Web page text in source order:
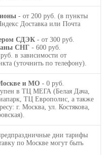
- от 200 руб. (в пункты
Доставка или Почта
СДЭК - от 300 руб.
СНГ - 600 руб.
в зависимости от
(уточнить по телефону).
и МО - 0 руб.
в ТЦ МЕГА (Белая Дача,
ТЦ Европолис, а также
г. Москва, ул. Костякова,
дни тарифы
по Москве могут быть